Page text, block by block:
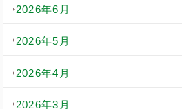
2026年6月
2026年5月
2026年4月
2026年3月